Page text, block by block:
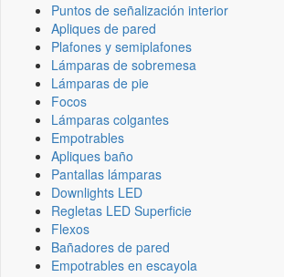
Puntos de señalización interior
Apliques de pared
Plafones y semiplafones
Lámparas de sobremesa
Lámparas de pie
Focos
Lámparas colgantes
Empotrables
Apliques baño
Pantallas lámparas
Downlights LED
Regletas LED Superficie
Flexos
Bañadores de pared
Empotrables en escayola